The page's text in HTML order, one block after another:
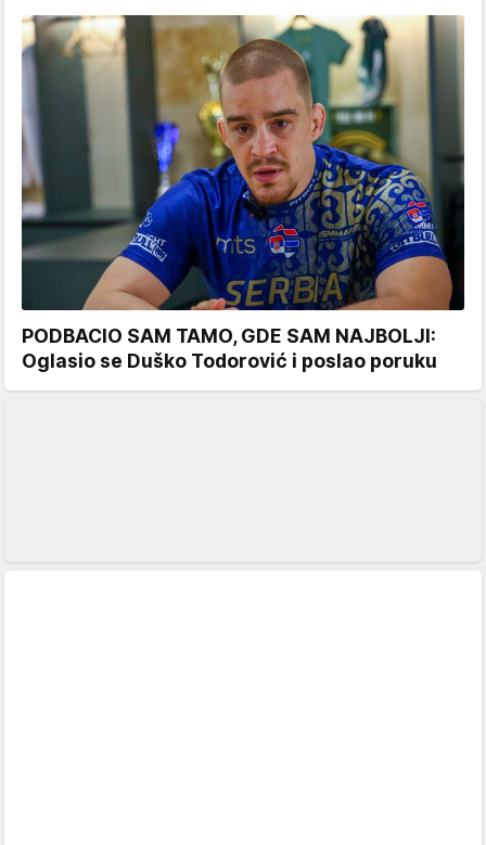
PODBACIO SAM TAMO, GDE SAM NAJBOLJI:
Oglasio se Duško Todorović i poslao poruku